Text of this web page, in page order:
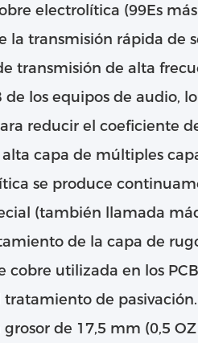
electrolítica (99Es
la transmisión rápida de
transmisión de alta
de los equipos de audio,
reducir el coeficiente
capa de múltiples
se produce
(también llamada
de la capa de
cobre utilizada en los
de pasivación.
de 17,5 mm (0,5